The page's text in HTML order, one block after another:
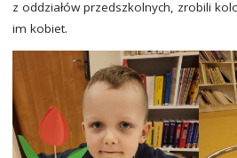
z oddziałów przedszkolnych, zrobili
im kobiet.